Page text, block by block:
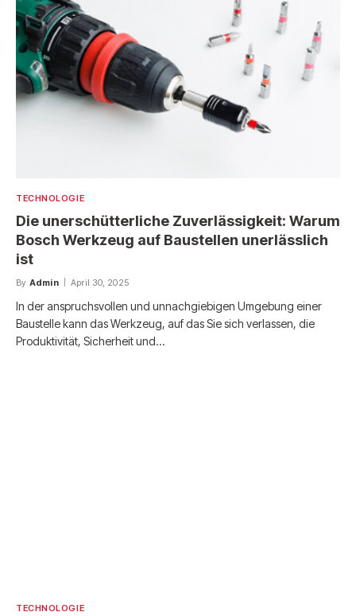
TECHNOLOGIE
Die unerschütterliche Zuverlässigkeit: Warum
Bosch Werkzeug auf Baustellen unerlässlich
ist
By Admin April 30, 2025
In der anspruchsvollen und unnachgiebigen Umgebung einer
Baustelle kann das Werkzeug, auf das Sie sich verlassen, die
Produktivität, Sicherheit und…
TECHNOLOGIE